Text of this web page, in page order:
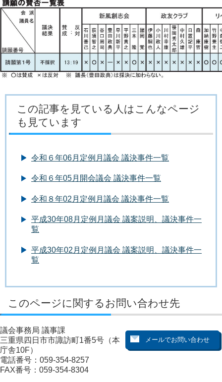
この記事を見ている人はこんなページ
も見ています
令和６年06月定例月議会 議決事件一覧
令和６年05月開会議会 議決事件一覧
令和８年02月定例月議会 議決事件一覧
平成30年08月定例月議会 議案説明、議決事件一
覧
平成30年02月定例月議会 議案説明、議決事件一
覧
このページに関するお問い合わせ先
議会事務局 議事課
三重県四日市市諏訪町1番5号（本
庁舎10F）
電話番号：059-354-8257
FAX番号：059-354-8304